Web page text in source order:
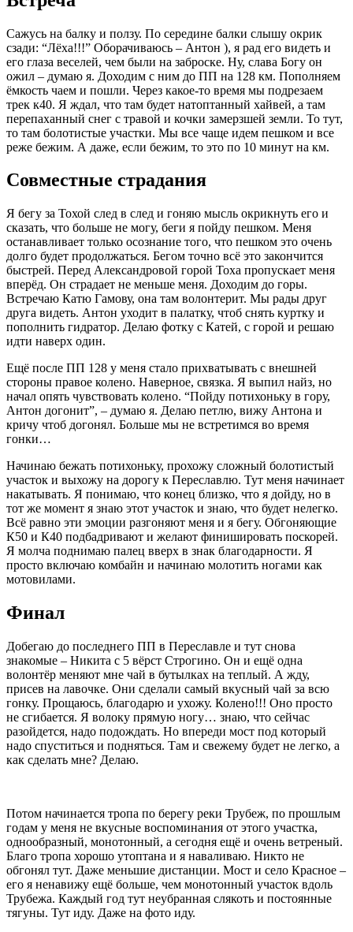
Сажусь на балку и ползу. По середине балки слышу окрик
сзади: “Лёха!!!” Оборачиваюсь – Антон ), я рад его видеть и
его глаза веселей, чем были на заброске. Ну, слава Богу он
ожил – думаю я. Доходим с ним до ПП на 128 км. Пополняем
ёмкость чаем и пошли. Через какое-то время мы подрезаем
трек к40. Я ждал, что там будет натоптанный хайвей, а там
перепаханный снег с травой и кочки замерзшей земли. То тут,
то там болотистые участки. Мы все чаще идем пешком и все
реже бежим. А даже, если бежим, то это по 10 минут на км.
Совместные страдания
Я бегу за Тохой след в след и гоняю мысль окрикнуть его и
сказать, что больше не могу, беги я пойду пешком. Меня
останавливает только осознание того, что пешком это очень
долго будет продолжаться. Бегом точно всё это закончится
быстрей. Перед Александровой горой Тоха пропускает меня
вперёд. Он страдает не меньше меня. Доходим до горы.
Встречаю Катю Гамову, она там волонтерит. Мы рады друг
друга видеть. Антон уходит в палатку, чтоб снять куртку и
пополнить гидратор. Делаю фотку с Катей, с горой и решаю
идти наверх один.
Ещё после ПП 128 у меня стало прихватывать с внешней
стороны правое колено. Наверное, связка. Я выпил найз, но
начал опять чувствовать колено. “Пойду потихоньку в гору,
Антон догонит”, – думаю я. Делаю петлю, вижу Антона и
кричу чтоб догонял. Больше мы не встретимся во время
гонки…
Начинаю бежать потихоньку, прохожу сложный болотистый
участок и выхожу на дорогу к Переславлю. Тут меня начинает
накатывать. Я понимаю, что конец близко, что я дойду, но в
тот же момент я знаю этот участок и знаю, что будет нелегко.
Всё равно эти эмоции разгоняют меня и я бегу. Обгоняющие
К50 и К40 подбадривают и желают финишировать поскорей.
Я молча поднимаю палец вверх в знак благодарности. Я
просто включаю комбайн и начинаю молотить ногами как
мотовилами.
Финал
Добегаю до последнего ПП в Переславле и тут снова
знакомые – Никита с 5 вёрст Строгино. Он и ещё одна
волонтёр меняют мне чай в бутылках на теплый. А жду,
присев на лавочке. Они сделали самый вкусный чай за всю
гонку. Прощаюсь, благодарю и ухожу. Колено!!! Оно просто
не сгибается. Я волоку прямую ногу… знаю, что сейчас
разойдется, надо подождать. Но впереди мост под который
надо спуститься и подняться. Там и свежему будет не легко, а
как сделать мне? Делаю.
Потом начинается тропа по берегу реки Трубеж, по прошлым
годам у меня не вкусные воспоминания от этого участка,
однообразный, монотонный, а сегодня ещё и очень ветреный.
Благо тропа хорошо утоптана и я наваливаю. Никто не
обгонял тут. Даже меньшие дистанции. Мост и село Красное –
его я ненавижу ещё больше, чем монотонный участок вдоль
Трубежа. Каждый год тут неубранная слякоть и постоянные
тягуны. Тут иду. Даже на фото иду.